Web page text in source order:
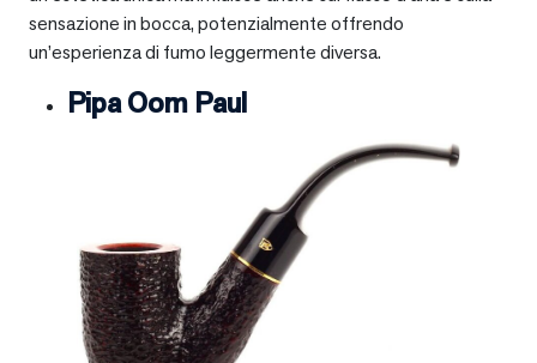
sensazione in bocca, potenzialmente offrendo
un’esperienza di fumo leggermente diversa.
Pipa Oom Paul